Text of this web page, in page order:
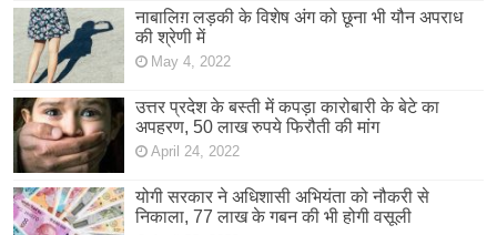
नाबालिग़ लड़की के विशेष अंग को छूना भी यौन अपराध
की श्रेणी में
May 4, 2022
उत्तर प्रदेश के बस्ती में कपड़ा कारोबारी के बेटे का
अपहरण, 50 लाख रुपये फिरौती की मांग
April 24, 2022
योगी सरकार ने अधिशासी अभियंता को नौकरी से
निकाला, 77 लाख के गबन की भी होगी वसूली